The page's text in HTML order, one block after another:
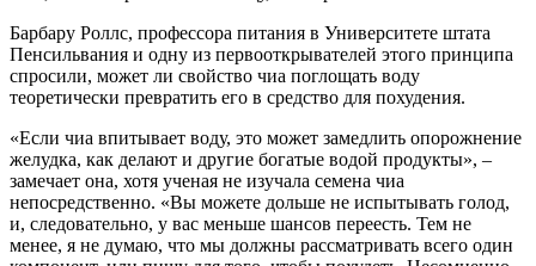
Барбару Роллс, профессора питания в Университете штата
Пенсильвания и одну из первооткрывателей этого принципа
спросили, может ли свойство чиа поглощать воду
теоретически превратить его в средство для похудения.
«Если чиа впитывает воду, это может замедлить опорожнение
желудка, как делают и другие богатые водой продукты», –
замечает она, хотя ученая не изучала семена чиа
непосредственно. «Вы можете дольше не испытывать голод,
и, следовательно, у вас меньше шансов переесть. Тем не
менее, я не думаю, что мы должны рассматривать всего один